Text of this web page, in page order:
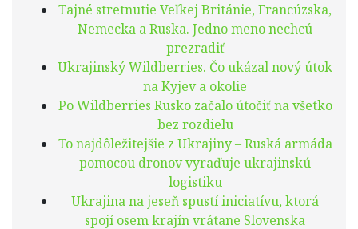
Tajné stretnutie Veľkej Británie, Francúzska,
Nemecka a Ruska. Jedno meno nechcú
prezradiť
Ukrajinský Wildberries. Čo ukázal nový útok
na Kyjev a okolie
Po Wildberries Rusko začalo útočiť na všetko
bez rozdielu
To najdôležitejšie z Ukrajiny – Ruská armáda
pomocou dronov vyraďuje ukrajinskú
logistiku
Ukrajina na jeseň spustí iniciatívu, ktorá
spojí osem krajín vrátane Slovenska